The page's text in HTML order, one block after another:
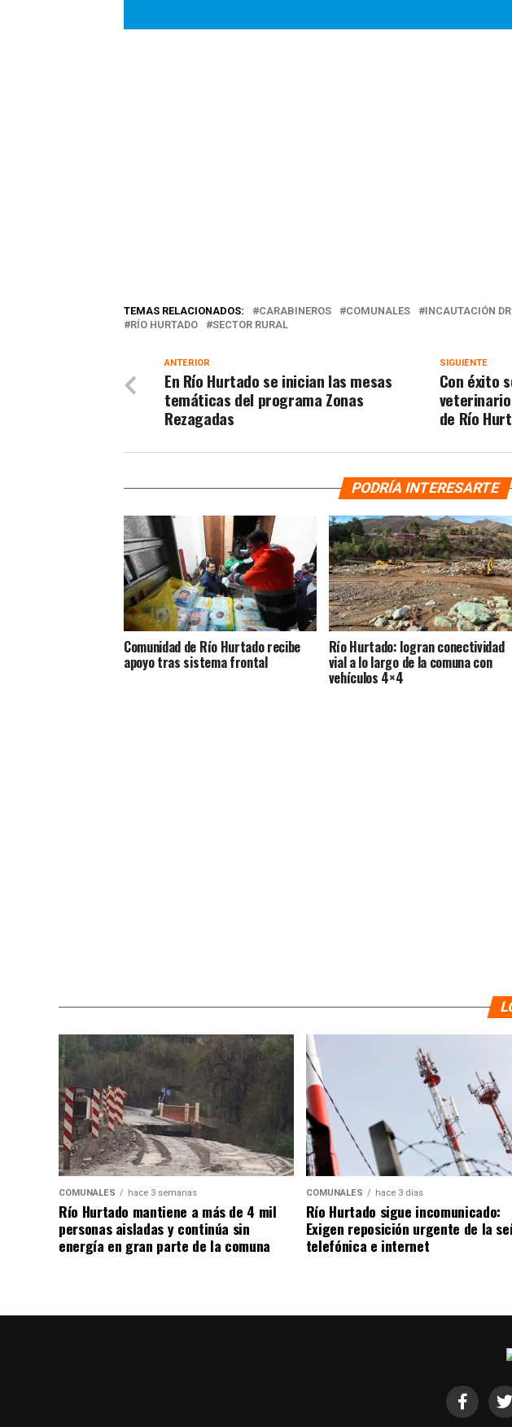
TEMAS RELACIONADOS: CARABINEROS COMUNALES INCAUTACIÓN
RÍO HURTADO
SECTOR RURAL
SIGUIENTE
Con éxito
de Río
ANTERIOR
En Río Hurtado se inician las mesas
temáticas del programa Zonas
Rezagadas
PODRÍA INTERESARTE
Comunidad de Río Hurtado recibe
apoyo tras sistema frontal
Río Hurtado: logran conectividad
vial a lo largo de la comuna con
vehículos 4×4
COMUNALES hace 3 semanas
Río Hurtado mantiene a más de 4 mil
personas aisladas y continúa sin
energía en gran parte de la comuna
COMUNALES hace 3 días
Río Hurtado sigue incomunicado:
Exigen reposición urgente de la
telefónica e internet